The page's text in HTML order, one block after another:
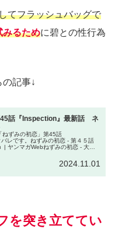
てフラッシュバッグで
みるために碧との性行為
記事↓
話『Inspection』最新話 ネ
ねずみの初恋」第45話
バレです。ねずみの初恋 - 第４５話
| ヤンマガWebねずみの初恋 - 大瀬
2024.11.01
を突き立ててい